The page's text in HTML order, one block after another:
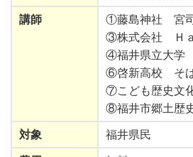
講師
①藤島神社 宮
③株式会社 Ｈ
④福井県立大
⑥啓新高校 そ
⑦こども歴史文
⑧福井市郷土
対象 福井県民